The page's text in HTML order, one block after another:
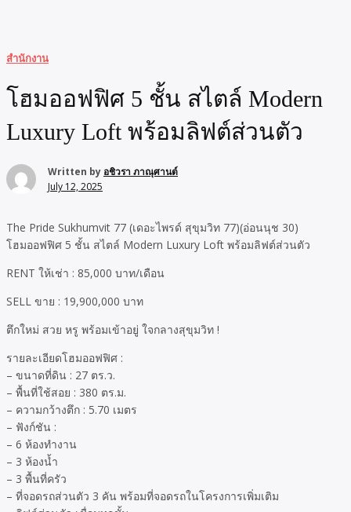
สำนักงาน
โฮมออฟฟิศ 5 ชั้น สไตล์ Modern
Luxury Loft พร้อมลิฟต์ส่วนตัว
Written by อชิวรา ภาณุศานต์
July 12, 2025
The Pride Sukhumvit 77 (เดอะไพรด์ สุขุมวิท 77)(อ่อนนุช 30)
โฮมออฟฟิศ 5 ชั้น สไตล์ Modern Luxury Loft พร้อมลิฟต์ส่วนตัว
RENT ให้เช่า : 85,000 บาท/เดือน
SELL ขาย : 19,900,000 บาท
ตึกใหม่ สวย หรู พร้อมเข้าอยู่ ใจกลางสุขุมวิท !
รายละเอียดโฮมออฟฟิศ :
– ขนาดที่ดิน : 27 ตร.ว.
– พื้นที่ใช้สอย : 380 ตร.ม.
– ความกว้างตึก : 5.70 เมตร
– ฟังก์ชัน :
– 6 ห้องทำงาน
– 3 ห้องน้ำ
– 3 พื้นที่ครัว
– ที่จอดรถส่วนตัว 3 คัน พร้อมที่จอดรถในโครงการเพิ่มเติม